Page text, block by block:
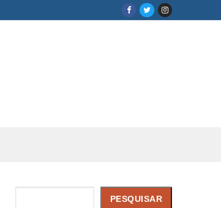
PESQUISAR